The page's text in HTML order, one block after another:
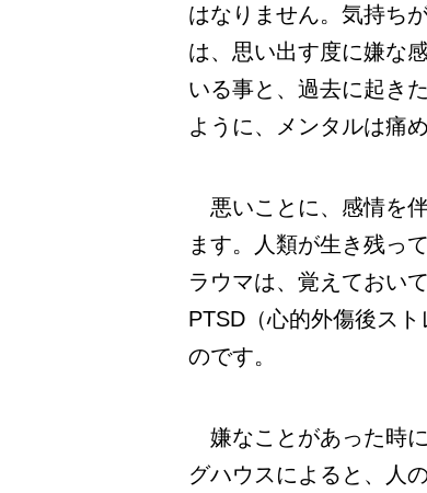
はなりません。気持ち
は、思い出す度に嫌な
いる事と、過去に起き
ように、メンタルは痛
悪いことに、感情を
ます。人類が生き残っ
ラウマは、覚えておい
PTSD（心的外傷後ス
のです。
嫌なことがあった時
グハウスによると、人